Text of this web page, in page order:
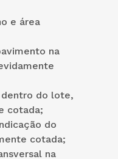
e área
na
do lote,
cotada;
do
cotada;
na